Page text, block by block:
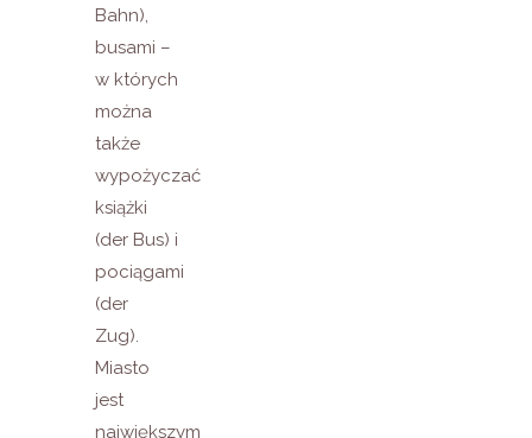
Bahn),
busami –
w których
można
także
wypożyczać
książki
(der Bus) i
pociągami
(der
Zug).
Miasto
jest
największym